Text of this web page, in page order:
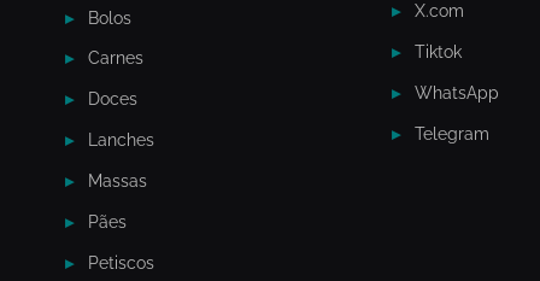
Bolos
Carnes
Doces
Lanches
Massas
Pães
Petiscos
X.com
Tiktok
WhatsApp
Telegram